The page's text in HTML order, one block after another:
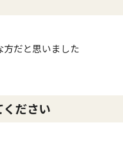
方だと思いました
ださい